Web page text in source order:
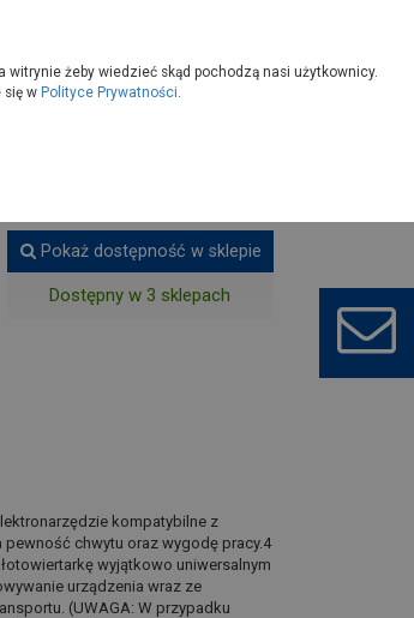
Pokaż dostępność w sklepie
Dostępny w 3 sklepach
kompatybilne z
chwytu oraz wygodę pracy.4
wyjątkowo uniwersalnym
urządzenia wraz ze
(UWAGA: W przypadku
żeby wiedzieć skąd pochodzą nasi użytkownicy.
się w Polityce Prywatności.